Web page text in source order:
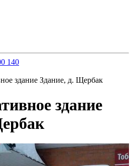
140
здание Здание, д. Щербак
здание